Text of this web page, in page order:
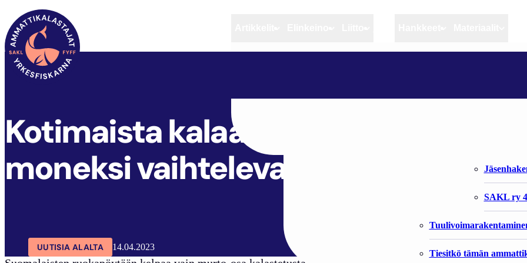
Artikkelit Elinkeino
Rannikko ja
Elinkeinokalatalouden
Kalat ja kalatalous
Vahinkoeläimet
Tiesitkö tämän
Liitto
Liiton
SAKL ry
SAKL ARTIKKELIT
Kotimaista kalaa on yritetty jalostaa
moneksi vaihtelevalla
UUTISIA ALALTA 14.04.2023